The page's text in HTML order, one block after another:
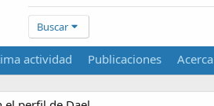
Buscar
actividad Publicaciones Acerca